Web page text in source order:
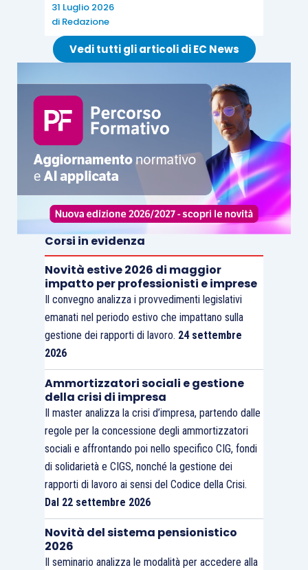
31 Luglio 2026
di Redazione
Vedi tutti gli articoli di EC News
Corsi in evidenza
Novità estive 2026 di maggior
impatto per professionisti e imprese
Il convegno analizza i provvedimenti legislativi
emanati nel periodo estivo che impattano sulla
gestione dei rapporti di lavoro. 24 settembre
2026
Ammortizzatori sociali e gestione
della crisi di impresa
Il master analizza la crisi d’impresa, partendo dalle
regole per la concessione degli ammortizzatori
sociali e affrontando poi nello specifico CIG, fondi
di solidarietà e CIGS, nonché la gestione dei
rapporti di lavoro ai sensi del Codice della Crisi.
Dal 22 settembre 2026
Novità del sistema pensionistico
2026
Il seminario analizza le modalità per accedere alla